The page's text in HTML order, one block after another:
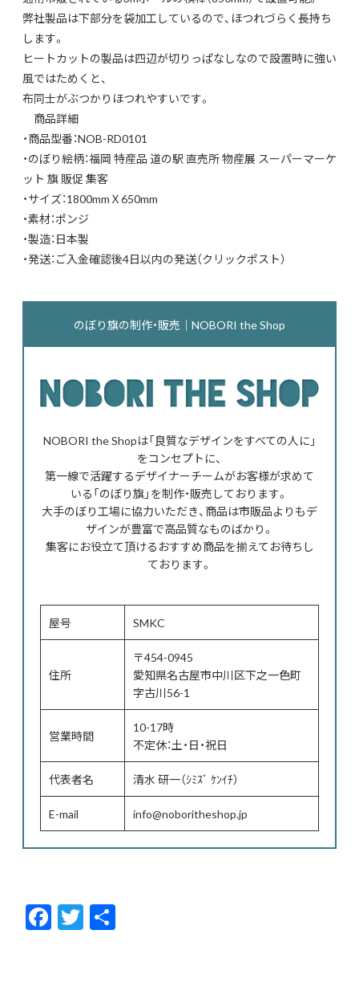
弊社製品は下部分を袋加工しているので、ほつれづらく長持ち
します。
ヒートカットの製品は四辺が切りっぱなしなので設置時に強い
風ではためくと、
布同士がぶつかりほつれやすいです。
商品詳細
・商品型番：NOB-RD0101
・のぼり絵柄：福岡 特産品 道の駅 直売所 物産展 スーパーマーケ
ット 旗 販促 集客
・サイズ：1800mmＸ650mm
・素材：ポンジ
・製造：日本製
・発送：ご入金確認後4日以内の発送（クリックポスト）
のぼり旗の制作・販売｜NOBORI the Shop
NOBORI the Shopは「良質なデザインをすべての人に」
をコンセプトに、
第一線で活躍するデザイナーチームがお客様が求めて
いる「のぼり旗」を制作・販売しております。
大手のぼり工場に協力いただき、商品は市販品よりもデ
ザインが豊富で高品質なものばかり。
集客にお役立て頂けるおすすめ商品を揃えてお待ちし
ております。
屋号 SMKC
住所
〒454-0945
愛知県名古屋市中川区下之一色町
字古川56-1
営業時間
10-17時
不定休：土・日・祝日
代表者名 清水 研一（ｼﾐｽﾞ ｹﾝｲﾁ）
E-mail info@noboritheshop.jp
F
ac
T
w